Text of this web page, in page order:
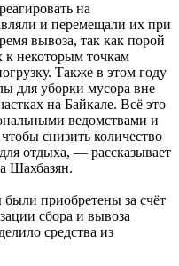
на
и перемещали их при
вывоза, так как порой
к некоторым точкам
Также в этом году
для уборки мусора вне
на Байкале. Всё это
ведомствами и
снизить количество
отдыха, — рассказывает
Шахбазян.
приобретены за счёт
сбора и вывоза
средства из